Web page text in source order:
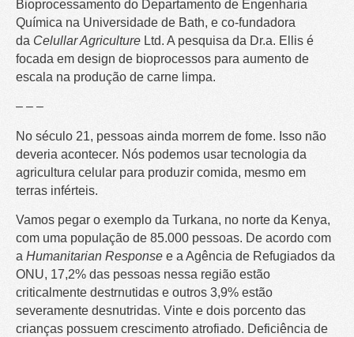
Bioprocessamento do Departamento de Engenharia
Química na Universidade de Bath, e co-fundadora
da Celullar Agriculture Ltd. A pesquisa da Dr.a. Ellis é
focada em design de bioprocessos para aumento de
escala na produção de carne limpa.
– – –
No século 21, pessoas ainda morrem de fome. Isso não
deveria acontecer. Nós podemos usar tecnologia da
agricultura celular para produzir comida, mesmo em
terras inférteis.
Vamos pegar o exemplo da Turkana, no norte da Kenya,
com uma população de 85.000 pessoas. De acordo com
a Humanitarian Response e a Agência de Refugiados da
ONU, 17,2% das pessoas nessa região estão
criticalmente destrnutidas e outros 3,9% estão
severamente desnutridas. Vinte e dois porcento das
crianças possuem crescimento atrofiado. Deficiência de